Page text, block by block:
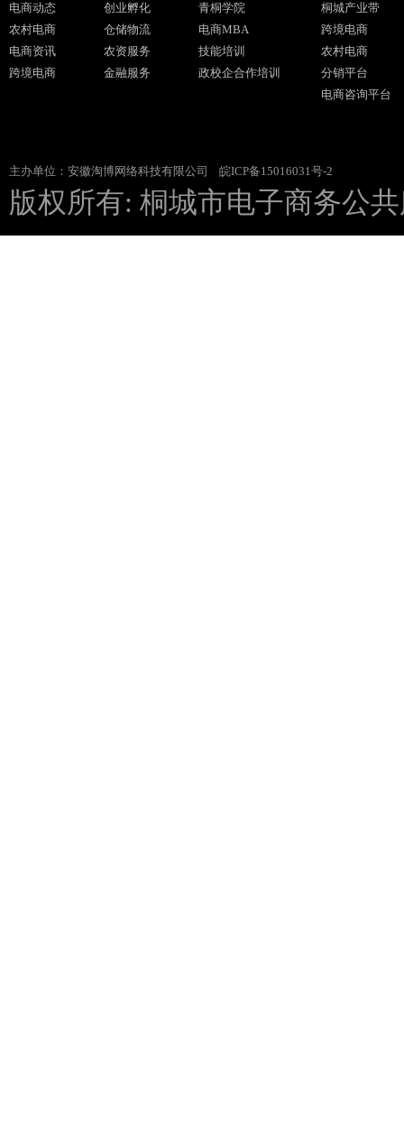
电商动态
农村电商
电商资讯
跨境电商
创业孵化
仓储物流
农资服务
金融服务
青桐学院
电商MBA
技能培训
政校企合作培训
桐城产业带
跨境电商
农村电商
分销平台
电商咨询平台
主办单位：安徽淘博网络科技有限公司 皖ICP备15016031号-2
版权所有: 桐城市电子商务公